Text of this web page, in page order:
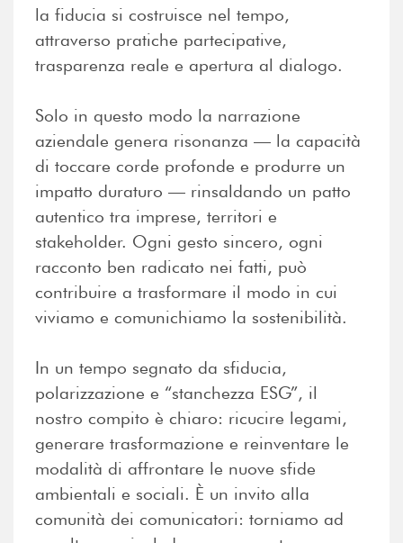
la fiducia si costruisce nel tempo,
attraverso pratiche partecipative,
trasparenza reale e apertura al dialogo.
Solo in questo modo la narrazione
aziendale genera risonanza — la capacità
di toccare corde profonde e produrre un
impatto duraturo — rinsaldando un patto
autentico tra imprese, territori e
stakeholder. Ogni gesto sincero, ogni
racconto ben radicato nei fatti, può
contribuire a trasformare il modo in cui
viviamo e comunichiamo la sostenibilità.
In un tempo segnato da sfiducia,
polarizzazione e “stanchezza ESG”, il
nostro compito è chiaro: ricucire legami,
generare trasformazione e reinventare le
modalità di affrontare le nuove sfide
ambientali e sociali. È un invito alla
comunità dei comunicatori: torniamo ad